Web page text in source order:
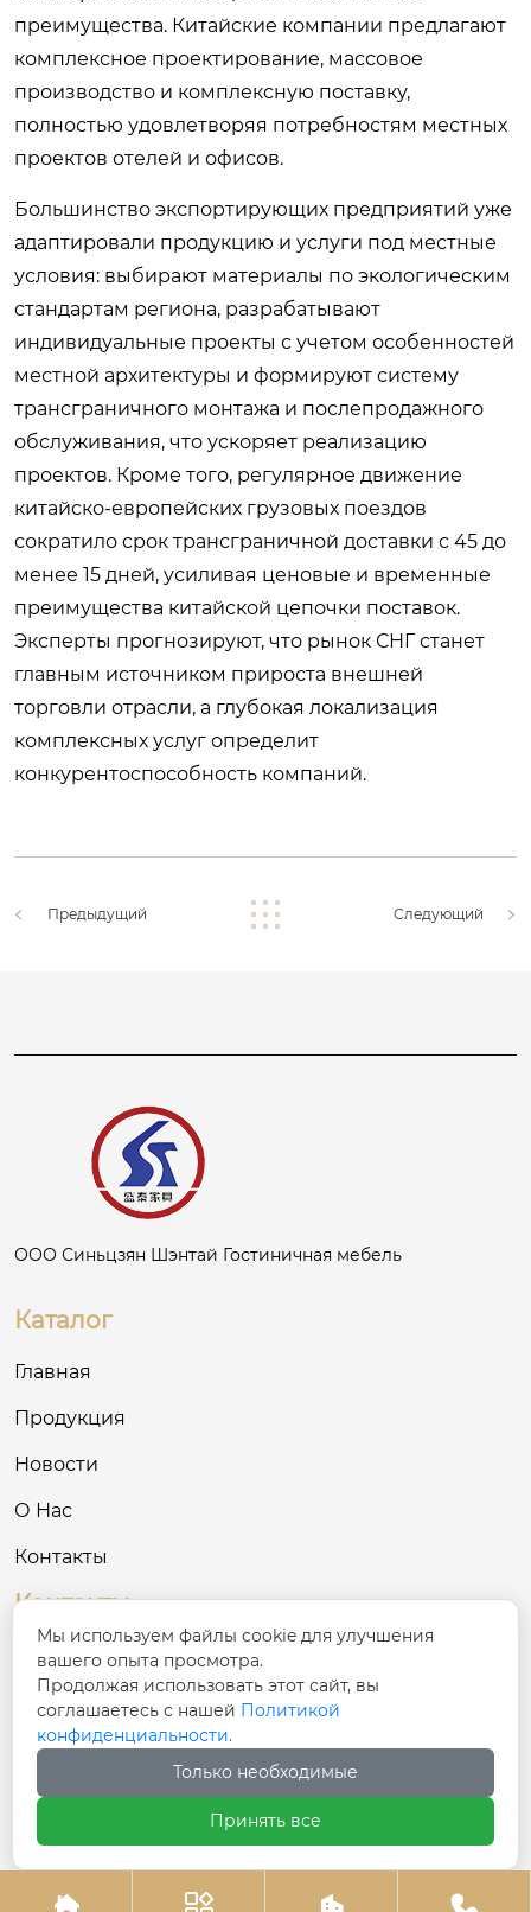
преимущества. Китайские компании предлагают
комплексное проектирование, массовое
производство и комплексную поставку,
полностью удовлетворяя потребностям местных
проектов отелей и офисов.
Большинство экспортирующих предприятий уже
адаптировали продукцию и услуги под местные
условия: выбирают материалы по экологическим
стандартам региона, разрабатывают
индивидуальные проекты с учетом особенностей
местной архитектуры и формируют систему
трансграничного монтажа и послепродажного
обслуживания, что ускоряет реализацию
проектов. Кроме того, регулярное движение
китайско-европейских грузовых поездов
сократило срок трансграничной доставки с 45 до
менее 15 дней, усиливая ценовые и временные
преимущества китайской цепочки поставок.
Эксперты прогнозируют, что рынок СНГ станет
главным источником прироста внешней
торговли отрасли, а глубокая локализация
комплексных услуг определит
конкурентоспособность компаний.
Предыдущий Следующий
ООО Синьцзян Шэнтай Гостиничная мебель
Каталог
Главная
Продукция
Новости
О Нас
Контакты
Контакты
 № 68, улица Синфу, уезд Хутуби, Чанцзи-
Хуэйский автономный округ, Синьцзян
 137781801@qq.com
 +86-17799778885
   
Мы используем файлы cookie для улучшения
вашего опыта просмотра.
Продолжая использовать этот сайт, вы
соглашаетесь с нашей Политикой
конфиденциальности.
Только необходимые
Принять все